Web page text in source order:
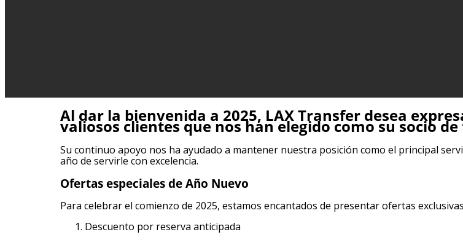
Al dar la bienvenida a 2025, LAX Transfer desea
valiosos clientes que nos han elegido como su socio
Su continuo apoyo nos ha ayudado a mantener nuestra posición como el principal
año de servirle con excelencia.
Ofertas especiales de Año Nuevo
Para celebrar el comienzo de 2025, estamos encantados de presentar ofertas
Descuento por reserva anticipada